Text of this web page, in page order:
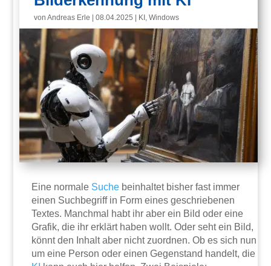
vonAndreas Erle |08.04.2025 KI ,Windows
Eine normale Suche beinhaltet bisher fast immer
einen Suchbegriff in Form eines geschriebenen
Textes. Manchmal habt ihr aber ein Bild oder eine
Grafik, die ihr erklärt haben wollt. Oder seht ein Bild,
könnt den Inhalt aber nicht zuordnen. Ob es sich nun
um eine Person oder einen Gegenstand handelt, die